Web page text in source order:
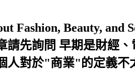
Fashion, Beauty, and
請先詢問 早期是財經
人對於"商業"的定義